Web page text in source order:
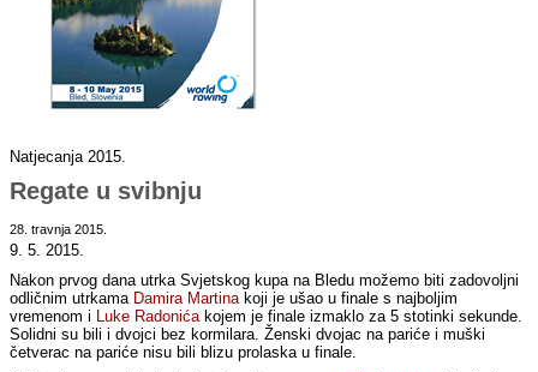
Natjecanja 2015.
Regate u svibnju
28. travnja 2015.
9. 5. 2015.
Nakon prvog dana utrka Svjetskog kupa na Bledu možemo biti zadovoljni
odličnim utrkama Damira Martinakoji je ušao u finale s najboljim
vremenom i Luke Radonića kojem je finale izmaklo za 5 stotinki sekunde.
Solidni su bili i dvojci bez kormilara. Ženski dvojac na pariće i muški
četverac na pariće nisu bili blizu prolaska u finale.